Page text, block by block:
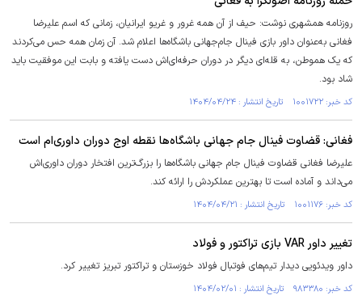
روزنامه همشهری نوشت: حیف از آن همه غرور و غریو ایرانیان، زمانی که اسم علیرضا
فغانی به‌عنوان داور بازی فینال جام‌جهانی باشگاه‌ها اعلام شد. آن زمان همه حس می‌کردند
که یک هموطن، به قله‌ای دیگر در دوران حرفه‌ای‌اش دست یافته و بابت این موفقیت باید
شاد بود.
کد خبر: ۱۰۰۱۷۲۲ تاریخ انتشار : ۱۴۰۴/۰۴/۲۴
فغانی: قضاوت فینال جام جهانی باشگاه‌ها نقطه اوج دوران داوری‌ام است
علیرضا فغانی قضاوت فینال جام جهانی باشگاه‌ها را بزرگ‌ترین افتخار دوران داوری‌اش
می‌داند و آماده است تا بهترین عملکردش را ارائه کند.
کد خبر: ۱۰۰۱۱۷۶ تاریخ انتشار : ۱۴۰۴/۰۴/۲۱
تغییر داور VAR بازی تراکتور و فولاد
داور ویدئویی دیدار تیم‌های فوتبال فولاد خوزستان و تراکتور تبریز تغییر کرد.
کد خبر: ۹۸۳۳۸۰ تاریخ انتشار : ۱۴۰۴/۰۲/۰۱